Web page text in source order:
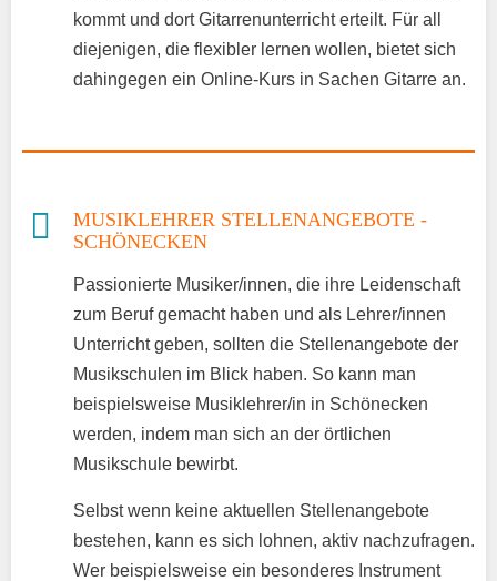
kommt und dort Gitarrenunterricht erteilt. Für all
diejenigen, die flexibler lernen wollen, bietet sich
dahingegen ein Online-Kurs in Sachen Gitarre an.
MUSIKLEHRER STELLENANGEBOTE -
SCHÖNECKEN
Passionierte Musiker/innen, die ihre Leidenschaft
zum Beruf gemacht haben und als Lehrer/innen
Unterricht geben, sollten die Stellenangebote der
Musikschulen im Blick haben. So kann man
beispielsweise Musiklehrer/in in Schönecken
werden, indem man sich an der örtlichen
Musikschule bewirbt.
Selbst wenn keine aktuellen Stellenangebote
bestehen, kann es sich lohnen, aktiv nachzufragen.
Wer beispielsweise ein besonderes Instrument